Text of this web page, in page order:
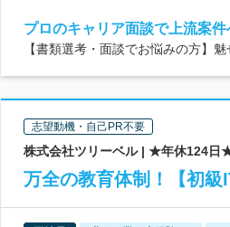
プロのキャリア面談で上流案
【書類選考・面談でお悩みの方】
志望動機・自己PR不要
株式会社ツリーベル | ★年休124
万全の教育体制！【初